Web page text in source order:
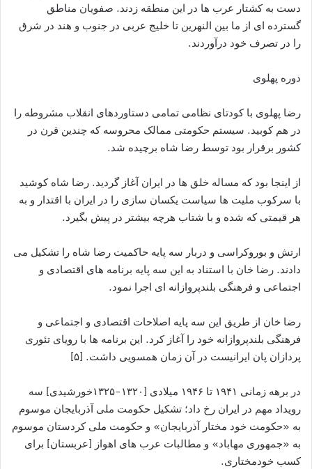
دست به کشتار عرب ها در این منطقه زدند. صفویان مناطق
گسترده ای از ما بین النهرین تا خلیج عربی در جنوب و هند در شرق
را در تصرف خود درآوردند.
دوره پهلوی
رضا پهلوی با کودتای نظامی تمامی دستاوردهای انقلاب مشروطه را
در هم کوبید. سیستم حکومتی ممالک محروسه که چندین قرن در
کشور برقرار بود توسط رضا شاه برچیده شد.
از اینجا بود که مساله خلق ها در ایران آغاز گردید. رضا شاه کوشید
با سرکوب ملیت ها سیاست یکسان سازی را در ایران با اقتدار و به
هر قیمتی که شده و با شتاب هرچه بیشتر در پیش بگیرد.
ارتش و بوروکراسی و دربار سه پایه حاکمیت رضا شاه را تشکیل می
دادند. رضا خان با استناد به این سه پایه برنامه های اقتصادی و
اجتماعی و فرهنگی بلندپروازانه ای اجرا نمود.
رضا خان از طریق این سه پایه اصلاحات اقتصادی و اجتماعی و
فرهنگی بلندپروازانه خود را آغاز کرد. این برنامه ها با رویای تئوری
پردازان پان ایرانیست در آن زمان همسویی داشت. [۵]
در برهه زمانی ۱۹۴۱ تا ۱۹۴۶ میلادی [۱۳۲۰-۱۳۲۵خورشیدی] سه
رویداد مهم در ایران رخ داد؛ تشکیل حکومت ملی آذربایجان موسوم
به «حکومت خود مختار آذربایجان» و حکومت ملی کردستان موسوم
به «جمهوری مهاباد» و مطالبات عرب های اهواز [عربستان] برای
کسب خودمختاری.